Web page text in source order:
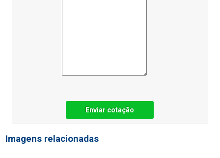
Enviar cotação
Imagens relacionadas